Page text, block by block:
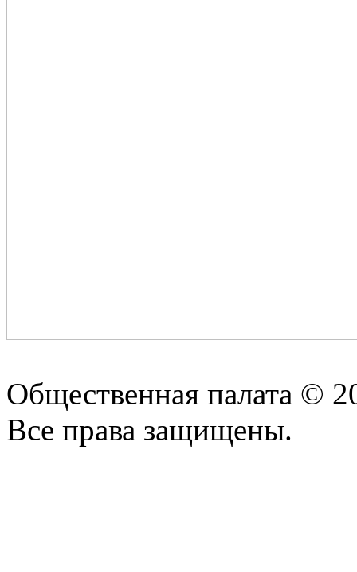
Общественная палата ©
Все права защищены.